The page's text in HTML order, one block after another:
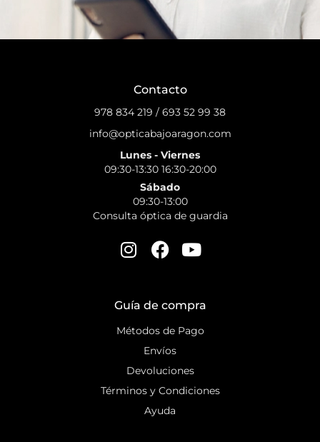
Contacto
978 834 219 / 693 52 99 38
info@opticabajoaragon.com
Lunes - Viernes
09:30-13:30 16:30-20:00
Sábado
09:30-13:00
Consulta óptica de guardia
Guía de compra
Métodos de Pago
Envíos
Devoluciones
Términos y Condiciones
Ayuda